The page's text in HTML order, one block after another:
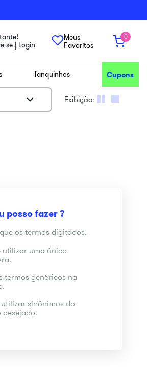
Meus
Favoritos
0
Tanquinhos Cupons
os termos digitados.
utilizar uma única
termos genéricos na
utilizar sinônimos do
desejado.